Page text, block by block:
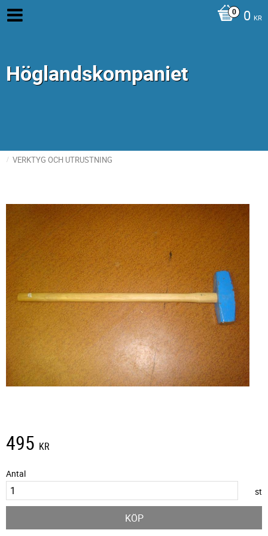
0 KR
Höglandskompaniet
VERKTYG OCH UTRUSTNING
495 KR
Antal
st
KÖP